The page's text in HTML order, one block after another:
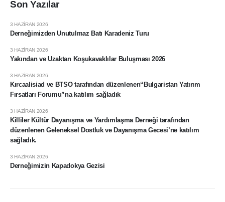
Son Yazılar
Derneğimizden Unutulmaz Batı Karadeniz Turu
3 HAZIRAN 2026
Yakından ve Uzaktan Koşukavaklılar Buluşması 2026
3 HAZIRAN 2026
Kırcaalisiad ve BTSO tarafından düzenlenen“Bulgaristan Yatırım
Fırsatları Forumu”na katılım sağladık
3 HAZIRAN 2026
Killiler Kültür Dayanışma ve Yardımlaşma Derneği tarafından
düzenlenen Geleneksel Dostluk ve Dayanışma Gecesi’ne katılım
sağladık.
3 HAZIRAN 2026
Derneğimizin Kapadokya Gezisi
3 HAZIRAN 2026